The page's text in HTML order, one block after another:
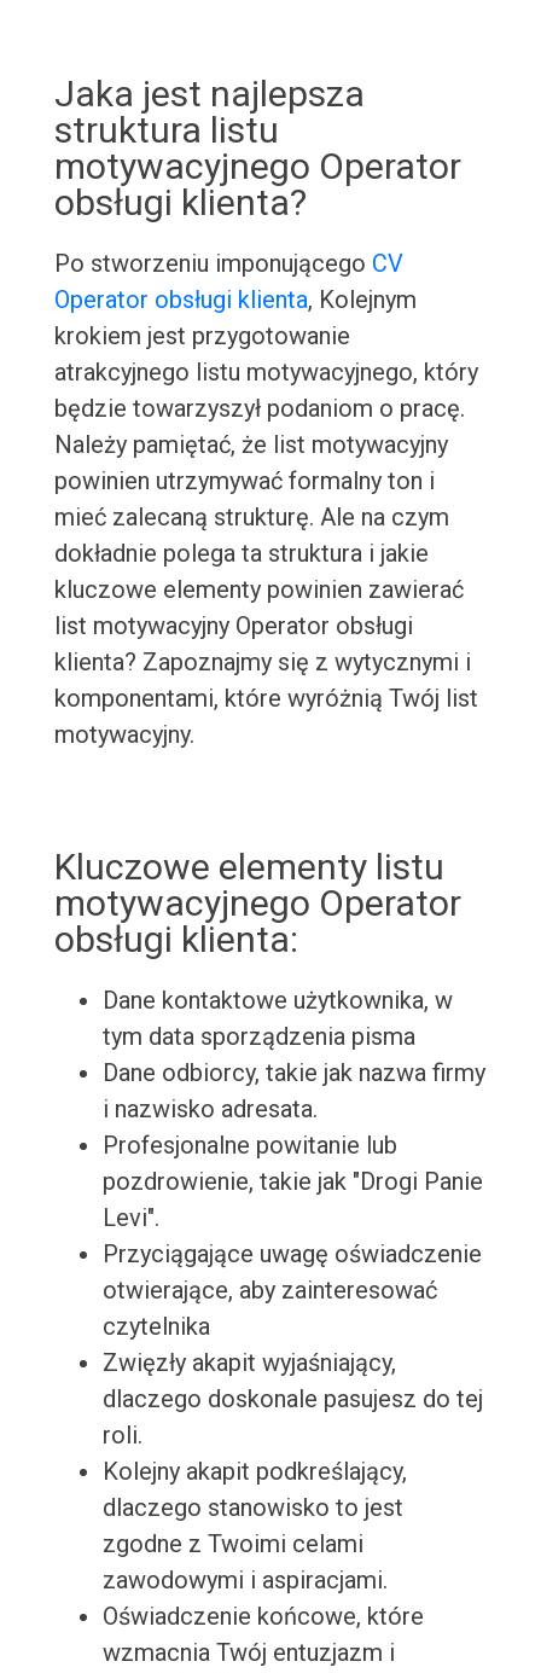
Jaka jest najlepsza
struktura listu
motywacyjnego Operator
obsługi klienta?
Po stworzeniu imponującego CV
Operator obsługi klienta, Kolejnym
krokiem jest przygotowanie
atrakcyjnego listu motywacyjnego, który
będzie towarzyszył podaniom o pracę.
Należy pamiętać, że list motywacyjny
powinien utrzymywać formalny ton i
mieć zalecaną strukturę. Ale na czym
dokładnie polega ta struktura i jakie
kluczowe elementy powinien zawierać
list motywacyjny Operator obsługi
klienta? Zapoznajmy się z wytycznymi i
komponentami, które wyróżnią Twój list
motywacyjny.
Kluczowe elementy listu
motywacyjnego Operator
obsługi klienta:
Dane kontaktowe użytkownika, w
tym data sporządzenia pisma
Dane odbiorcy, takie jak nazwa firmy
i nazwisko adresata.
Profesjonalne powitanie lub
pozdrowienie, takie jak "Drogi Panie
Levi".
Przyciągające uwagę oświadczenie
otwierające, aby zainteresować
czytelnika
Zwięzły akapit wyjaśniający,
dlaczego doskonale pasujesz do tej
roli.
Kolejny akapit podkreślający,
dlaczego stanowisko to jest
zgodne z Twoimi celami
zawodowymi i aspiracjami.
Oświadczenie końcowe, które
wzmacnia Twój entuzjazm i